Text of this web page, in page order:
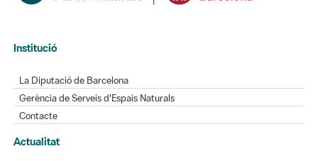
Institució
La Diputació de Barcelona
Gerència de Serveis d'Espais Naturals
Contacte
Actualitat